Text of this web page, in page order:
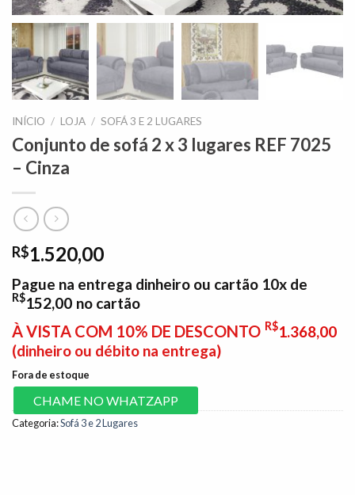
INÍCIO / LOJA / SOFÁ 3 E 2 LUGARES
Conjunto de sofá 2 x 3 lugares REF 7025
– Cinza
R$1.520,00
Pague na entrega dinheiro ou cartão 10x de
R$152,00 no cartão
À VISTA COM 10% DE DESCONTO R$1.368,00
(dinheiro ou débito na entrega)
Fora de estoque
CHAME NO WHATZAPP
Categoria:Sofá 3 e 2 Lugares